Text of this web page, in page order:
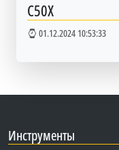
С50X
01.12.2024 10:53:33
Инструменты